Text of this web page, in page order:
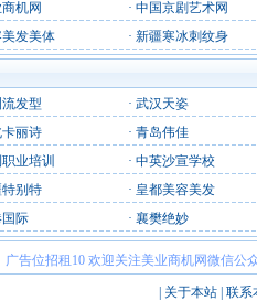
机网 · 中国京剧艺术网
发美体 · 新疆寒冰刺纹身
发型 · 武汉天姿
丽诗 · 青岛伟佳
业培训 · 中英沙宣学校
别特 · 皇都美容美发
际 · 襄樊绝妙
广告位招租10 欢迎关注美业商机网微信公
关于本站 联系